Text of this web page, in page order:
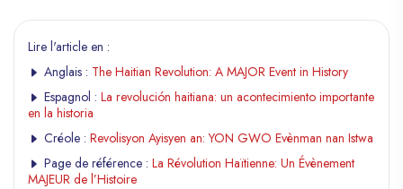
Lire l'article en :
Anglais : The Haitian Revolution: A MAJOR Event in History
Espagnol : La revolución haitiana: un acontecimiento importante
en la historia
Créole : Revolisyon Ayisyen an: YON GWO Evènman nan Istwa
Page de référence : La Révolution Haïtienne: Un Évènement
MAJEUR de l’Histoire